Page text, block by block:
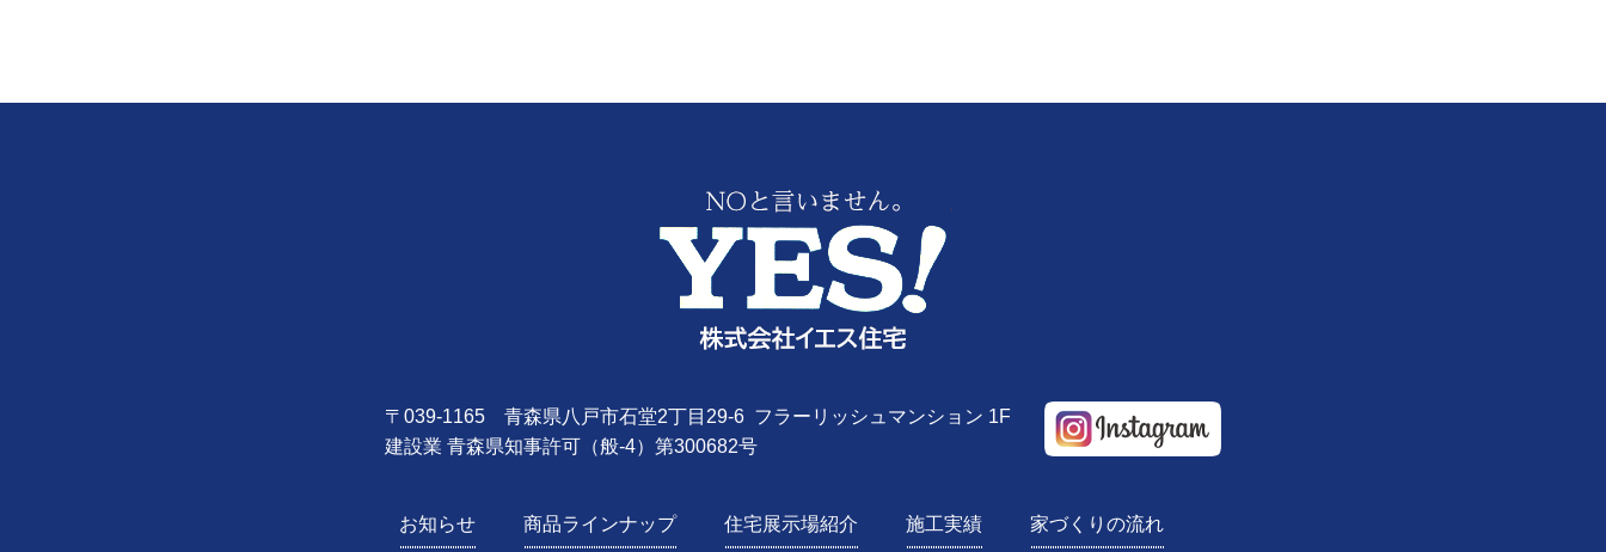
〒039-1165 青森県八戸市石堂2丁目29-6 フラーリッシュマンション 1F
建設業 青森県知事許可（般-4）第300682号
お知らせ 商品ラインナップ 住宅展示場紹介 施工実績 家づくりの流れ